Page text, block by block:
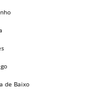
de Baixo